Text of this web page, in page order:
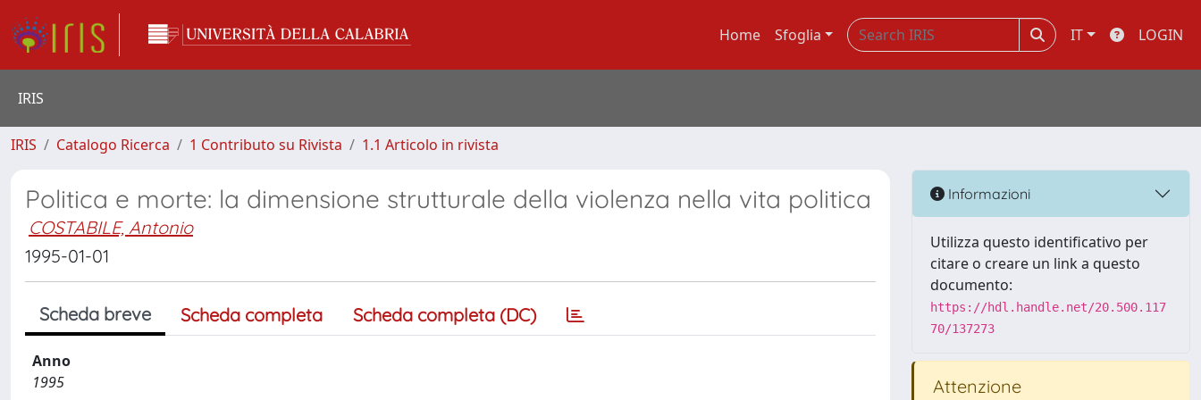
Home Sfoglia IT LOGIN
IRIS
IRIS Catalogo Ricerca 1 Contributo su Rivista 1.1 Articolo in rivista
Politica e morte: la dimensione strutturale della violenza nella vita politica
COSTABILE, Antonio
1995-01-01
Scheda breve Scheda completa Scheda completa (DC)
Anno
1995
Informazioni
Utilizza questo identificativo per
citare o creare un link a questo
documento:
https://hdl.handle.net/20.500.117
70/137273
Attenzione